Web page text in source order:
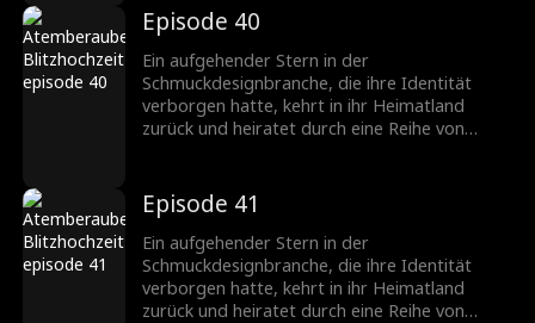
verschiedene Hindernisse überwunden haben,
wächst ihre Zuneigung zueinander, und sie
werden ein gefeiertes Paar in der
Schmuckbranche.
Episode 40
Ein aufgehender Stern in der
Schmuckdesignbranche, die ihre Identität
verborgen hatte, kehrt in ihr Heimatland
zurück und heiratet durch eine Reihe von
verschiedene Hindernisse überwunden haben,
wächst ihre Zuneigung zueinander, und sie
werden ein gefeiertes Paar in der
Schmuckbranche.
Episode 41
Ein aufgehender Stern in der
Schmuckdesignbranche, die ihre Identität
verborgen hatte, kehrt in ihr Heimatland
zurück und heiratet durch eine Reihe von